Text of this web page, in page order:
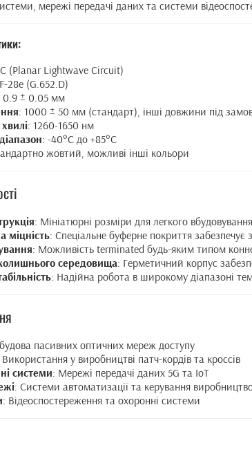
мережі передачі даних та системи
(Planar Lightwave Circuit)
28e (G.652.D)
0.9 ± 0.05 мм
: 1000 ± 50 мм (стандарт), інші довжини під
: 1260-1650 нм
: -40°C до +85°C
жовтий, можливі інші кольори
: Мініатюрні розміри для легкого
міцність: Спеціальне буферне покриття
: Можливість terminated будь-яким типом
середовища: Герметичний корпус
: Надійна робота в широкому діапазоні
пасивних оптичних мереж доступу
Використання у виробництві патч-кордів та кроссів
системи: Мережі передачі даних 5G та IoT
: Системи автоматизації та керування
: Відеоспостереження та охоронні системи